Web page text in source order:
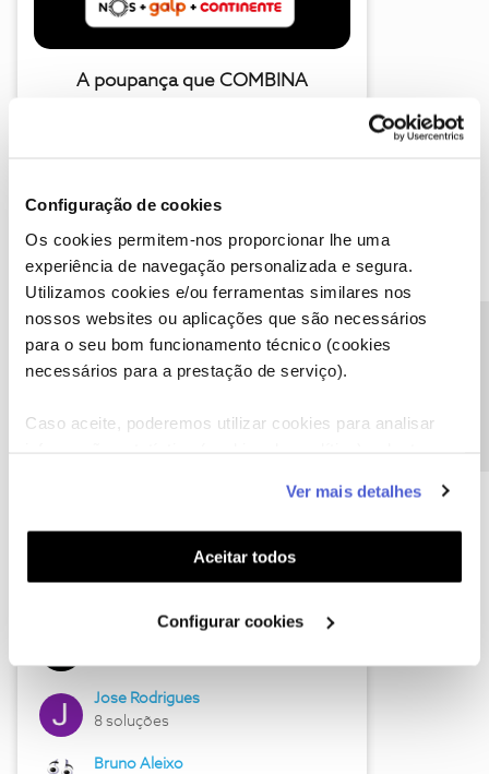
Configuração de cookies
Os cookies permitem-nos proporcionar lhe uma
experiência de navegação personalizada e segura.
Utilizamos cookies e/ou ferramentas similares nos
nossos websites ou aplicações que são necessários
para o seu bom funcionamento técnico (cookies
necessários para a prestação de serviço).
Caso aceite, poderemos utilizar cookies para analisar
funcionalidades (cookies de personalização e
funcionalidade) e adaptar anúncios aos seus interesses
(cookies de publicidade personalizada). Pode gerir a
utilização dos cookies clicando em "Configurar
Ver mais detalhes
Aceitar todos
Configurar cookies
A poupança que COMBINA
Descubra as novidades de junho
Hall of Fame de junho
Jose Rodrigues
8 soluções
Bruno Aleixo